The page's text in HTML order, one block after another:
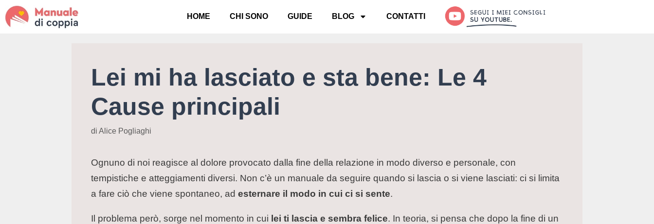
HOME CHI SONO GUIDE BLOG CONTATTI
Lei mi ha lasciato e sta bene: Le 4
Cause principali
di Alice Pogliaghi
Ognuno di noi reagisce al dolore provocato dalla fine della relazione in modo diverso e personale, con
tempistiche e atteggiamenti diversi. Non c’è un manuale da seguire quando si lascia o si viene lasciati: ci si limita
a fare ciò che viene spontaneo, ad esternare il modo in cui ci si sente.
Il problema però, sorge nel momento in cui lei ti lascia e sembra felice. In teoria, si pensa che dopo la fine di un